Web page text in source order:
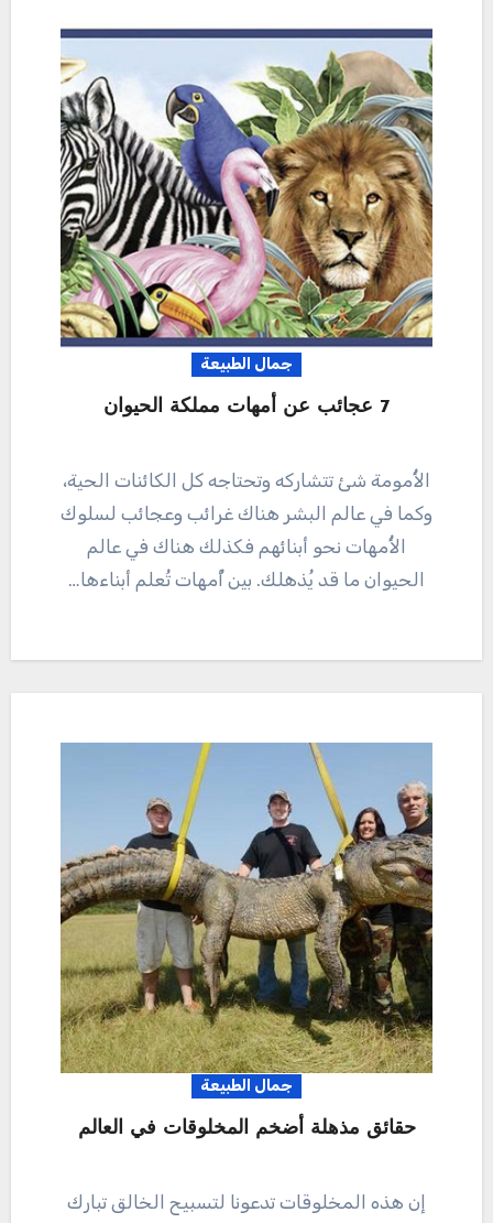
جمال الطبيعة
7 عجائب عن أمهات مملكة الحيوان
وكما في عالم البشر هناك غرائب وعجائب لسلوك
الأُمهات نحو أبنائهم فكذلك هناك في عالم
الحيوان ما قد يُذهلك. بين أُمهات تُعلم أبناءها…
جمال الطبيعة
حقائق مذهلة أضخم المخلوقات في العالم